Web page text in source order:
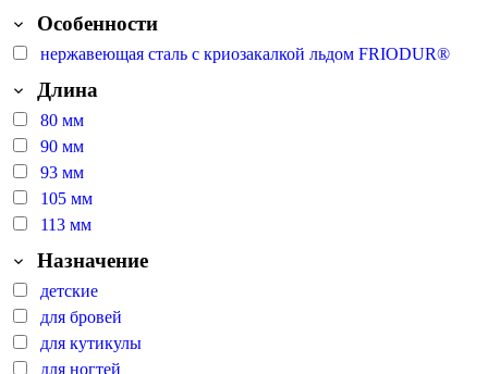
Особенности
нержавеющая сталь с криозакалкой льдом FRIODUR®
Длина
80 мм
90 мм
93 мм
105 мм
113 мм
Назначение
детские
для бровей
для кутикулы
для ногтей